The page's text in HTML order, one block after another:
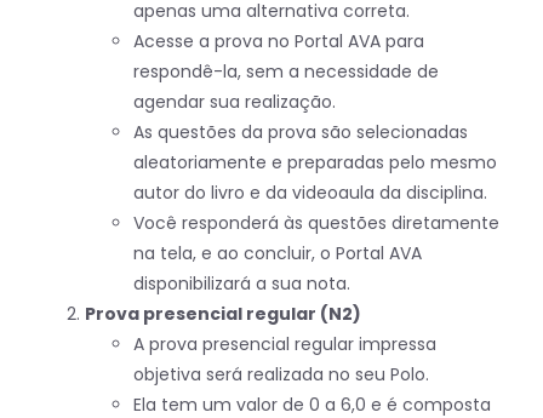
apenas uma alternativa correta.
Acesse a prova no Portal AVA para
respondê-la, sem a necessidade de
agendar sua realização.
As questões da prova são selecionadas
aleatoriamente e preparadas pelo mesmo
autor do livro e da videoaula da disciplina.
Você responderá às questões diretamente
na tela, e ao concluir, o Portal AVA
disponibilizará a sua nota.
Prova presencial regular (N2)
A prova presencial regular impressa
objetiva será realizada no seu Polo.
Ela tem um valor de 0 a 6,0 e é composta